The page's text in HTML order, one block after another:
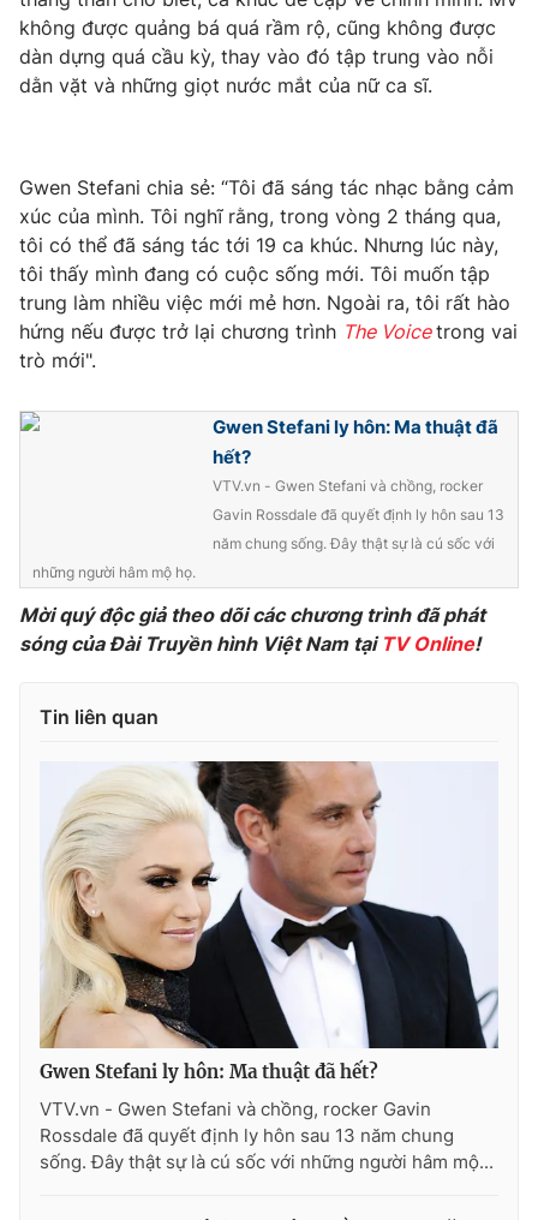
Tư vấn
Chuyên mục khác
Photo Infographic
Video Shorts video
VTV Money VTV Thể thao
Vươn mình bằng AI
VTV9 VTV8
THỜI BÁO VTV
Theo dõi báo trên
Cơ quan chủ quản:Đài Truyền hình Việt Nam
Cơ quan báo chí:Thời báo VTV
Giấy phép hoạt động báo in và báo điện tử số 483/GP-BTTTT
cấp ngày 29/12/2023
Tổng Biên tập:Vũ Thanh Thủy
Phó Tổng Biên tập:Nguyễn Thị Mỹ Hạnh, Phạm Quốc Thắng,
Nguyễn Trọng Ninh
không được quảng bá quá rầm rộ, cũng không được
dàn dựng quá cầu kỳ, thay vào đó tập trung vào nỗi
dằn vặt và những giọt nước mắt của nữ ca sĩ.
Gwen Stefani chia sẻ: “Tôi đã sáng tác nhạc bằng cảm
xúc của mình. Tôi nghĩ rằng, trong vòng 2 tháng qua,
tôi có thể đã sáng tác tới 19 ca khúc. Nhưng lúc này,
tôi thấy mình đang có cuộc sống mới. Tôi muốn tập
trung làm nhiều việc mới mẻ hơn. Ngoài ra, tôi rất hào
hứng nếu được trở lại chương trình The Voice trong vai
trò mới".
Gwen Stefani ly hôn: Ma thuật đã
hết?
VTV.vn - Gwen Stefani và chồng, rocker
Gavin Rossdale đã quyết định ly hôn sau 13
năm chung sống. Đây thật sự là cú sốc với
những người hâm mộ họ.
Mời quý độc giả theo dõi các chương trình đã phát
sóng của Đài Truyền hình Việt Nam tại TV Online!
Tin liên quan
Gwen Stefani ly hôn: Ma thuật đã hết?
VTV.vn - Gwen Stefani và chồng, rocker Gavin
Rossdale đã quyết định ly hôn sau 13 năm chung
sống. Đây thật sự là cú sốc với những người hâm mộ...